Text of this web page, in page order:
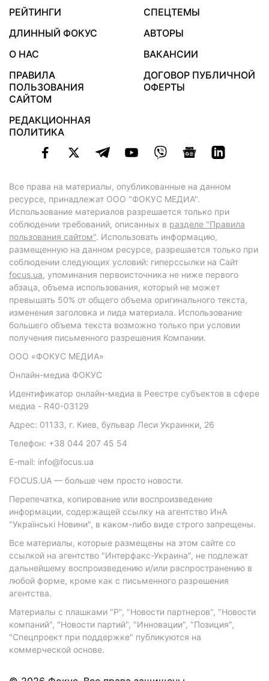
РЕЙТИНГИ
СПЕЦТЕМЫ
ДЛИННЫЙ ФОКУС
АВТОРЫ
О НАС
ВАКАНСИИ
ПРАВИЛА
ПОЛЬЗОВАНИЯ
САЙТОМ
ДОГОВОР ПУБЛИЧНОЙ
ОФЕРТЫ
РЕДАКЦИОННАЯ
ПОЛИТИКА
Все права на материалы, опубликованные на данном
ресурсе, принадлежат ООО "ФОКУС МЕДИА".
Использование материалов разрешается только при
соблюдении требований, описанных в разделе "Правила
пользования сайтом". Использовать информацию,
размещенную на данном ресурсе, разрешается только при
соблюдении следующих условий: гиперссылки на Сайт
focus.ua, упоминания первоисточника не ниже первого
абзаца, объема использования, который не может
превышать 50% от общего объема оригинального текста,
изменения заголовка и лида материала. Использование
большего объема текста возможно только при условии
получения письменного разрешения Компании.
ООО «ФОКУС МЕДИА»
Онлайн-медиа ФОКУС
Идентификатор онлайн-медиа в Реестре субъектов в сфере
медиа - R40-03129
Адрес: 01133, г. Киев, бульвар Леси Украинки, 26
Телефон: +38 044 207 45 54
E-mail: info@focus.ua
FOCUS.UA — больше чем просто новости.
Перепечатка, копирование или воспроизведение
информации, содержащей ссылку на агентство ИнА
"Українські Новини", в каком-либо виде строго запрещены.
Все материалы, которые размещены на этом сайте со
ссылкой на агентство "Интерфакс-Украина", не подлежат
дальнейшему воспроизведению и/или распространению в
любой форме, кроме как с письменного разрешения
агентства.
Материалы с плашками "Р", "Новости партнеров", "Новости
компаний", "Новости партий", "Инновации", "Позиция",
"Спецпроект при поддержке" публикуются на
коммерческой основе.